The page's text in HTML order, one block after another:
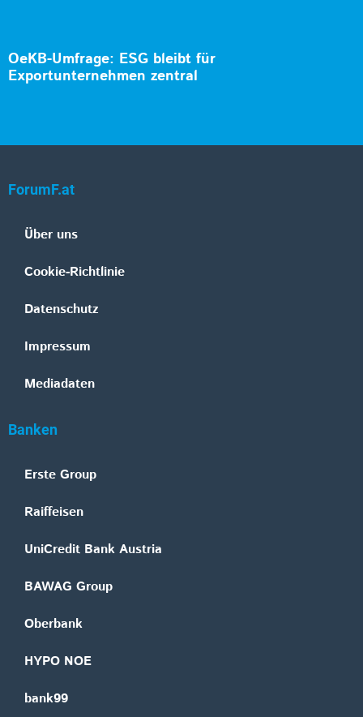
OeKB-Umfrage: ESG bleibt für
Exportunternehmen zentral
ForumF.at
Über uns
Cookie-Richtlinie
Datenschutz
Impressum
Mediadaten
Banken
Erste Group
Raiffeisen
UniCredit Bank Austria
BAWAG Group
Oberbank
HYPO NOE
bank99